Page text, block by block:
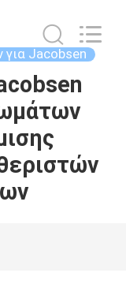
Jacobsen